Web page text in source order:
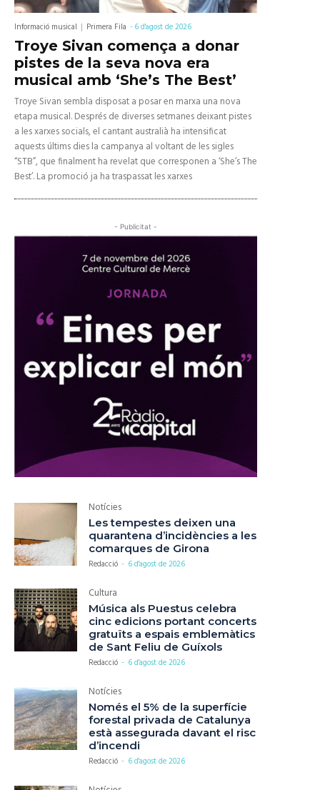
Informació musical Primera Fila -6 d'agost de 2026
Troye Sivan comença a donar
pistes de la seva nova era
musical amb ‘She’s The Best’
Troye Sivan sembla disposat a posar en marxa una nova
etapa musical. Després de diverses setmanes deixant pistes
a les xarxes socials, el cantant australià ha intensificat
aquests últims dies la campanya al voltant de les sigles
“STB”, que finalment ha revelat que corresponen a ‘She’s The
Best’. La promoció ja ha traspassat les xarxes
- Publicitat -
Notícies
Les tempestes deixen una
quarantena d’incidències a les
comarques de Girona
Redacció - 6 d'agost de 2026
Cultura
Música als Puestus celebra
cinc edicions portant concerts
gratuïts a espais emblemàtics
de Sant Feliu de Guíxols
Redacció - 6 d'agost de 2026
Notícies
Només el 5% de la superfície
forestal privada de Catalunya
està assegurada davant el risc
d’incendi
Redacció - 6 d'agost de 2026